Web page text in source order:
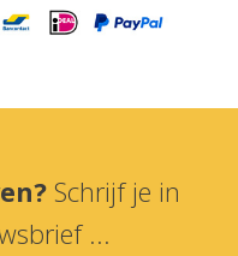
Schrijf je in
...